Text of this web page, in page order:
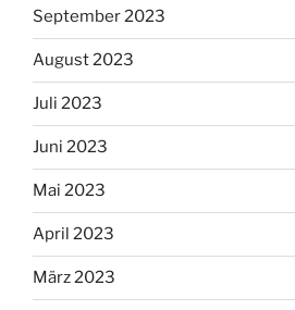
September 2023
August 2023
Juli 2023
Juni 2023
Mai 2023
April 2023
März 2023